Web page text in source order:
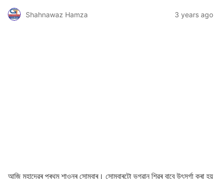
Shahnawaz Hamza 3 years ago
আজি মহাদেৱৰ প্ৰথম শাওনৰ সোমবাৰ। সোমবাৰটো ভগৱান শিৱৰ বাবে উৎসৰ্গা কৰা হয়